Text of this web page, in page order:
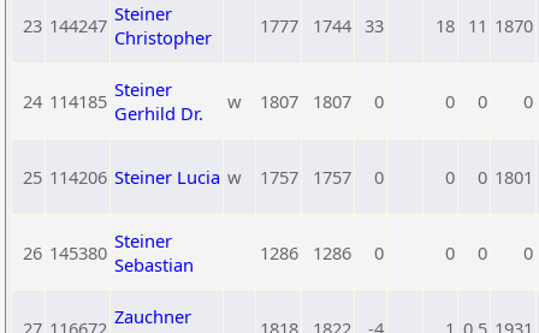
23 144247 Steiner
Christopher
1777 1744 33 18 11 1870
24 114185 Steiner
Gerhild Dr.
w 1807 1807 0 0 0 0
25 114206 Steiner Lucia w 1757 1757 0 0 0 1801
26 145380 Steiner
Sebastian
1286 1286 0 0 0 0
27 116672 Zauchner
1818 1822 -4 1 0,5 1931